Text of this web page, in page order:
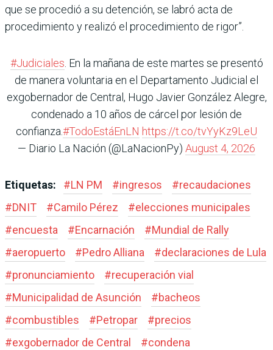
que se procedió a su detención, se labró acta de
procedimiento y realizó el procedimiento de rigor”.
#Judiciales. En la mañana de este martes se presentó
de manera voluntaria en el Departamento Judicial el
exgobernador de Central, Hugo Javier González Alegre,
condenado a 10 años de cárcel por lesión de
confianza.#TodoEstáEnLN https://t.co/tvYyKz9LeU
— Diario La Nación (@LaNacionPy) August 4, 2026
Etiquetas: #LN PM #ingresos #recaudaciones
#DNIT #Camilo Pérez #elecciones municipales
#encuesta #Encarnación #Mundial de Rally
#aeropuerto #Pedro Alliana #declaraciones de Lula
#pronunciamiento #recuperación vial
#Municipalidad de Asunción #bacheos
#combustibles #Petropar #precios
#exgobernador de Central #condena